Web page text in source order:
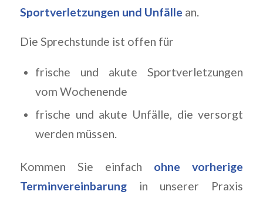
Sportverletzungen und Unfälle an.
Die Sprechstunde ist offen für
frische und akute Sportverletzungen
vom Wochenende
frische und akute Unfälle, die versorgt
werden müssen.
Kommen Sie einfach ohne vorherige
Terminvereinbarung in unserer Praxis